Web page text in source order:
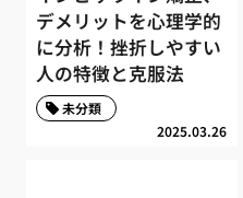
デメリットを心理学的
に分析！挫折しやすい
人の特徴と克服法
2025.03.26
未分類